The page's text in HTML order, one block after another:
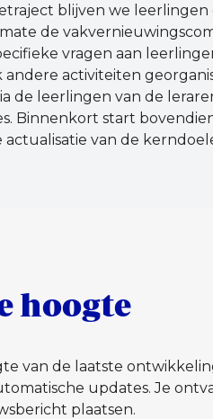
blijven we
de
vragen aan
andere activiteiten
de leerlingen van de
Binnenkort start
van de
hoogte
van de laatste
updates. Je
plaatsen.